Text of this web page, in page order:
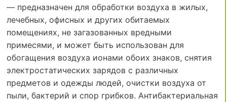
— предназначен для обработки воздуха в жилых,
лечебных, офисных и других обитаемых
помещениях, не загазованных вредными
примесями, и может быть использован для
обогащения воздуха ионами обоих знаков, снятия
электростатических зарядов с различных
предметов и одежды людей, очистки воздуха от
пыли, бактерий и спор грибков. Антибактериальная